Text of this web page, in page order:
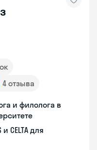
4 отзыва
и филолога в
CELTA для